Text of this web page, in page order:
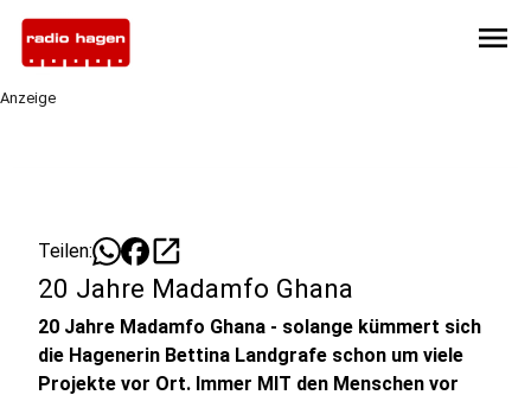
menu
Anzeige
Teilen: open_in_new
20 Jahre Madamfo Ghana
20 Jahre Madamfo Ghana - solange kümmert sich
die Hagenerin Bettina Landgrafe schon um viele
Projekte vor Ort. Immer MIT den Menschen vor